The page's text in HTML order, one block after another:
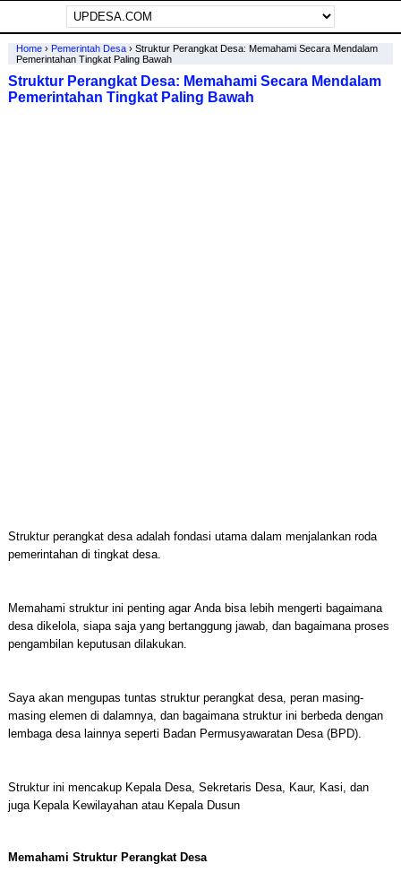
Home› Pemerintah Desa› Struktur Perangkat Desa: Memahami Secara Mendalam
Pemerintahan Tingkat Paling Bawah
Struktur Perangkat Desa: Memahami Secara Mendalam
Pemerintahan Tingkat Paling Bawah
Struktur perangkat desa adalah fondasi utama dalam menjalankan roda
pemerintahan di tingkat desa.
Memahami struktur ini penting agar Anda bisa lebih mengerti bagaimana
desa dikelola, siapa saja yang bertanggung jawab, dan bagaimana proses
pengambilan keputusan dilakukan.
Saya akan mengupas tuntas struktur perangkat desa, peran masing-
masing elemen di dalamnya, dan bagaimana struktur ini berbeda dengan
lembaga desa lainnya seperti Badan Permusyawaratan Desa (BPD).
Struktur ini mencakup Kepala Desa, Sekretaris Desa, Kaur, Kasi, dan
juga Kepala Kewilayahan atau Kepala Dusun
Memahami Struktur Perangkat Desa